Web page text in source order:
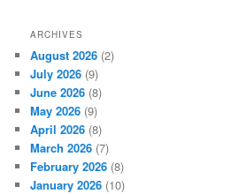
ARCHIVES
August 2026 (2)
July 2026 (9)
June 2026 (8)
May 2026 (9)
April 2026 (8)
March 2026 (7)
February 2026 (8)
January 2026 (10)